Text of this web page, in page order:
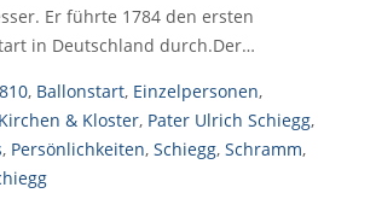
Er führte 1784 den ersten
in Deutschland durch.Der…
, Ballonstart, Einzelpersonen,
Kirchen & Kloster, Pater Ulrich Schiegg,
, Persönlichkeiten, Schiegg, Schramm,